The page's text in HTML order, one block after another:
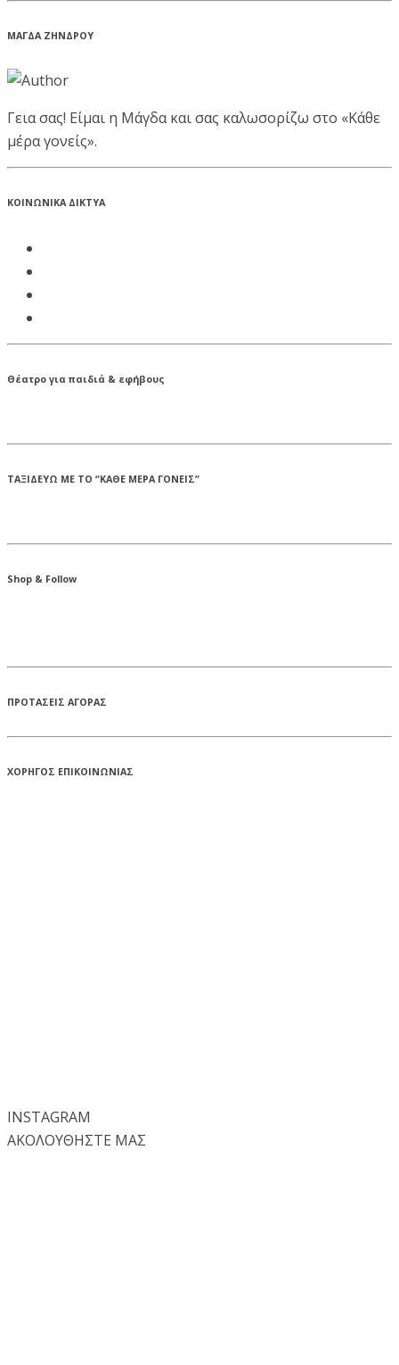
ΜΑΓΔΑ ΖΗΝΔΡΟΥ
Γεια σας! Είμαι η Μάγδα και σας καλωσορίζω στο «Κάθε
μέρα γονείς».
ΚΟΙΝΩΝΙΚΑ ΔΙΚΤΥΑ
Θέατρο για παιδιά & εφήβους
ΤΑΞΙΔΕΥΩ ΜΕ ΤΟ “ΚΑΘΕ ΜΕΡΑ ΓΟΝΕΙΣ”
Shop & Follow
ΠΡΟΤΑΣΕΙΣ ΑΓΟΡΑΣ
ΧΟΡΗΓΟΣ ΕΠΙΚΟΙΝΩΝΙΑΣ
INSTAGRAM
ΑΚΟΛΟΥΘΗΣΤΕ ΜΑΣ